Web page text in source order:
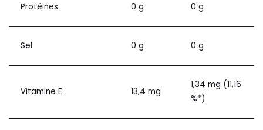
Protéines 0 g 0 g
Sel 0 g 0 g
Vitamine E 13,4 mg
1,34 mg (11,16
%*)